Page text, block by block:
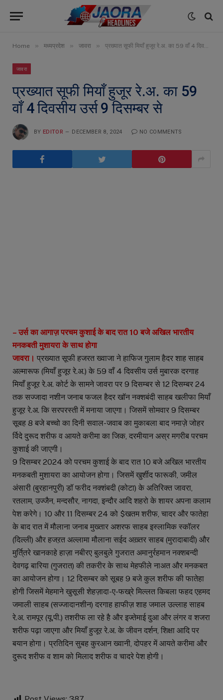
Home » मध्यप्रदेश » जावरा » प्रख्यात सूफी मियाँ हुजूर रे.अ. का 59 वाँ 4 दिवसीय उर्स 9 दिसम्बर से
जावरा
प्रख्यात सूफी मियाँ हुजूर रे.अ. का 59
वाँ 4 दिवसीय उर्स 9 दिसम्बर से
BY EDITOR DECEMBER 8, 2024 NO COMMENTS
– उर्स का आगाज़ परचम कुशाई के बाद रात 10 बजे अखिल भारतीय
मनकबती मुशायरा के साथ होगा
जावरा। प्रख्यात सूफी हजरत ख्वाजा ने हाफिज गुलाम हैदर शाह साहब
अल्मारूफ (मियाँ हुजूर रे.अ.) के 59 वाँ 4 दिवसीय उर्स मुबारक दरगाह
मियाँ हुजूर रे.अ. कोर्ट के सामने जावरा पर 9 दिसम्बर से 12 दिसम्बर 24
तक सज्जादा नशीन जनाब फजल हैदर खॉन नक्शबंदी साहब खलीफा मियाँ
हुजूर रे.अ. कि सरपरस्ती में मनाया जाएगा। जिसमें सोमवार 9 दिसम्बर
सूबह 8 बजे बच्चो का दिनी सवाल-जवाब का मुकाबला बाद नमाज़े जोहर
र्विदे दुरूद शरीफ व आयते करीमा का जिक, दरमीयान अस्र मगरीब परचम
कुशाई की जाएगी।
9 दिसम्बर 2024 को परचम कुशाई के बाद रात 10 बजे अखिल भारतीय
मनकबती मुशायरा का आयोजन होगा। जिसमें खुर्शीद फारूकी, जमील
अंसारी (बुरहानपुरी) डॉ फरीद नक्शंबदी (कोटा) के अतिरिक्त जावरा,
रतलाम, उज्जैन, मन्दसौर, नागदा, इन्दौर आदि शहरो के शायर अपना कलाम
पेश करेगे। 10 और 11 दिसम्बर 24 को $खतम शरीफ, चादर और फातेहा
के बाद रात में मौलाना जनाब मुख्तार अशरफ साहब इस्लामिक स्कॉलर
(दिल्ली) और हजऱत अल्लामा मौलाना सईद अख़्तर साहब (मुरादाबादी) और
मुर्ति्तरे खानकाहे हाज़ा नबीरए बुलबुले गुजरात अमानुर्रहमान नक्शबन्दी
देवगढ़ बारिया (गुजरात) की तकरीर के साथ मेहफीले नाअत और मनकबत
का आयोजन होगा। 12 दिसम्बर को सूबह 9 बजे कुल शरीफ की फातेहा
होगी जिसमें मेहमाने खुसूसी शेहज़ादा-ए-फख्रे मिल्लत किबला फहद एहमद
जमाली साहब (सज्जादानशीन) दरगाह हाफीज़ शाह जमाल उल्लाह साहब
रे.अ. रामपूर (यू.पी.) तशरीफ ला रहे है और इज्तेमाई दुआ और लंगर व शजरा
शरीफ पढ़ा जाएगा और मियाँ हुजूर रे.अ. के जीवन दर्शन, शिक्षा आदि पर
बयान होगा। प्रतिदिन सुबह कुरआन ख्वानी, दोपहर में आयते करीमा और
दुरूद शरीफ व शाम को मिलाद शरीफ व चादरे पेश होगी।